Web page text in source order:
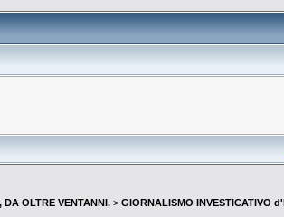
OLTRE VENTANNI. > GIORNALISMO INVESTICATIVO